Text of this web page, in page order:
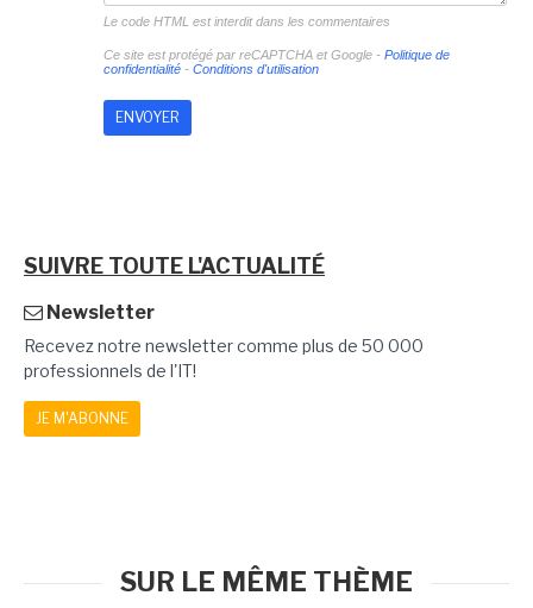
Le code HTML est interdit dans les commentaires
Ce site est protégé par reCAPTCHA et Google - Politique de
confidentialité- Conditions d'utilisation
SUIVRE TOUTE L'ACTUALITÉ
Newsletter
Recevez notre newsletter comme plus de 50 000
professionnels de l'IT!
JE M'ABONNE
SUR LE MÊME THÈME